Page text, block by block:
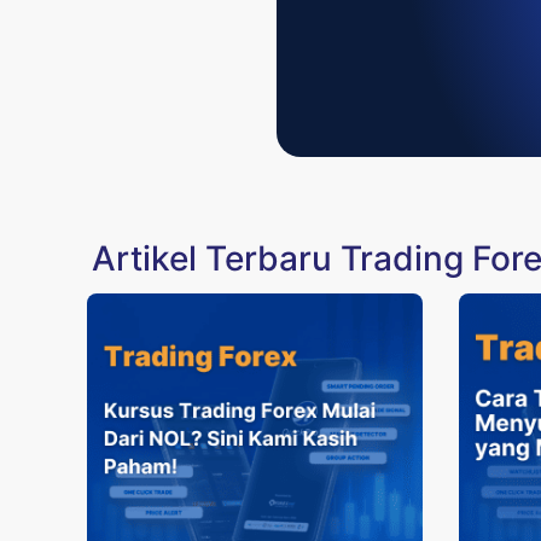
Artikel Terbaru Trading